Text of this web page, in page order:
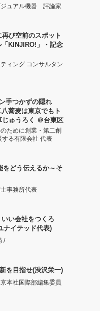
ジュアル機器 評論家
び空前のスポット
KINJIRO!」・記念
ィング コンサルタン
手つかずの隠れ
蕎麦は東京でもト
じゅうろく ＠台東区
ために創業・第二創
る有限会社 代表
をどう伝えるか～そ
事務所代表
いい会社をつくろ
ナイテッド代表)
/
を目指せ(渋沢栄一)
本社国際部編集委員